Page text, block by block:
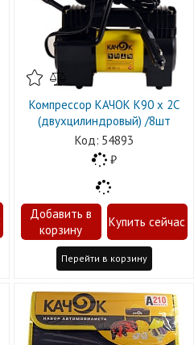
Компрессор КАЧОК К90 х 2С
(двухцилиндровый) /8шт
54893
Перейти в корзину